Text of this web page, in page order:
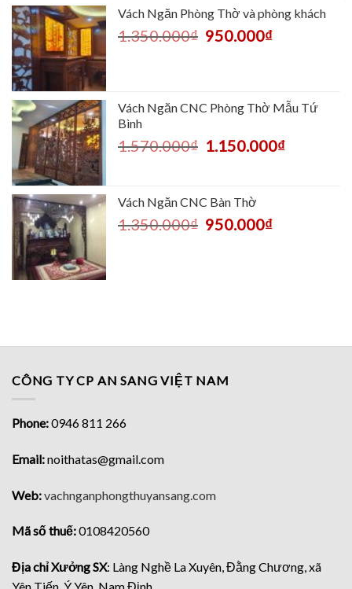
Vách Ngăn Phòng Thờ và phòng khách
1.350.000₫ 950.000₫
Vách Ngăn CNC Phòng Thờ Mẫu Tứ
Bình
1.570.000₫ 1.150.000₫
Vách Ngăn CNC Bàn Thờ
1.350.000₫ 950.000₫
CÔNG TY CP AN SANG VIỆT NAM
Phone:0946 811 266
Email:noithatas@gmail.com
Web:vachnganphongthuyansang.com
Mã số thuế:0108420560
Địa chỉ Xưởng SX: Làng Nghề La Xuyên, Đằng Chương, xã